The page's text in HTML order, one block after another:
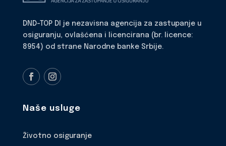
DND-TOP DI je nezavisna agencija za zastupanje u
osiguranju, ovlašćena i licencirana (br. licence:
8954) od strane Narodne banke Srbije.
Naše usluge
Životno osiguranje